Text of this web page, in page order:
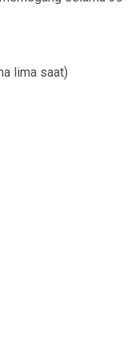
lima saat)